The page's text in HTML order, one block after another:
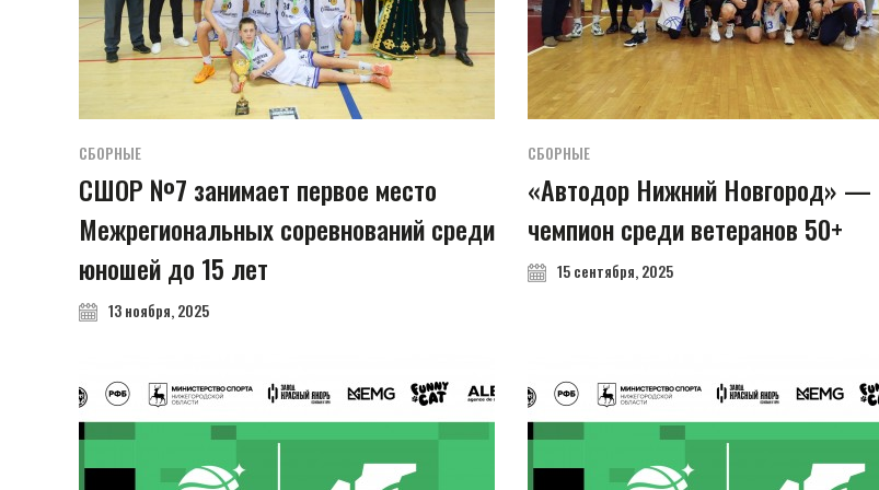
СБОРНЫЕ
СШОР №7 занимает первое место
Межрегиональных соревнований среди
юношей до 15 лет
13 ноября, 2025
СБОРНЫЕ
«Автодор Нижний Новгород» —
чемпион среди ветеранов 50+
15 сентября, 2025